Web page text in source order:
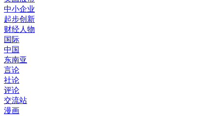
中小企业
起步创新
财经人物
国际
中国
东南亚
言论
社论
评论
交流站
漫画